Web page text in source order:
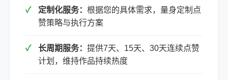
定制化服务： 根据您的具体需求，量身定制点
赞策略与执行方案
长周期服务： 提供7天、15天、30天连续点赞
计划，维持作品持续热度